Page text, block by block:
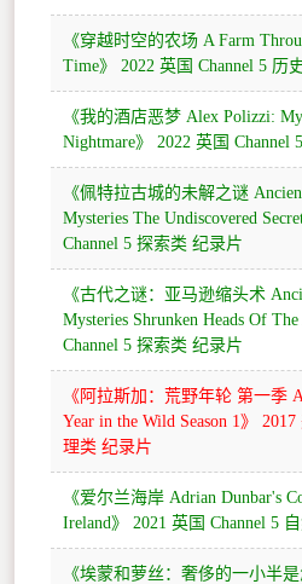
《穿越时空的农场 A Farm
Time》 2022 英国 Channel 5 历
《我的酒店恶梦 Alex Polizzi:
Nightmare》 2022 英国 Channel
《佩特拉古城的未解之谜
Mysteries The Undiscovered
Channel 5 探索类 纪录片
《古代之谜：亚马逊缩头术
Mysteries Shrunken Heads Of
Channel 5 探索类 纪录片
《阿拉斯加：荒野年轮 第一季
Year in the Wild Season 1》
理类 纪录片
《爱尔兰海岸 Adrian Dunbar's
Ireland》 2021 英国 Channel 5
《埃蒙和萝丝：奢侈的一小半